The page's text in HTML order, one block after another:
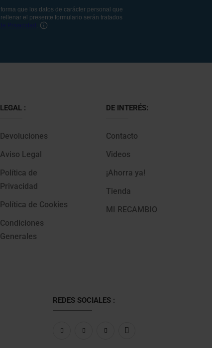
LEGAL :
Devoluciones
Aviso Legal
Política de
Privacidad
Política de Cookies
Condiciones
Generales
DE INTERÉS:
Contacto
Videos
¡Ahorra ya!
Tienda
MI RECAMBIO
REDES SOCIALES :